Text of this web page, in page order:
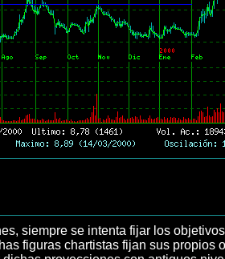
siempre se intenta fijar los
figuras chartistas fijan sus propios